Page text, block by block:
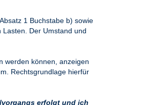
1 Buchstabe b) sowie
Der Umstand und
werden können, anzeigen
Rechtsgrundlage hierfür
erfolgt und ich